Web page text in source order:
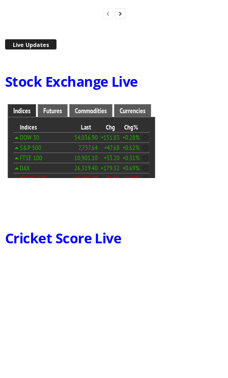
Live Updates
Stock Exchange Live
Cricket Score Live